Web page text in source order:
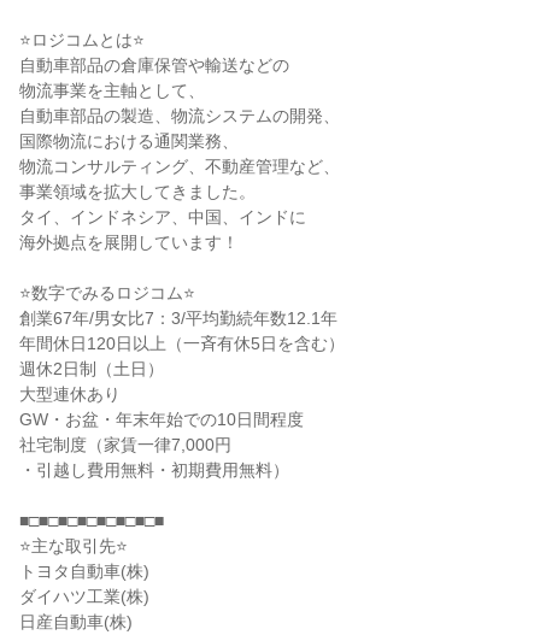
⭐ロジコムとは⭐
自動車部品の倉庫保管や輸送などの
物流事業を主軸として、
自動車部品の製造、物流システムの開発、
国際物流における通関業務、
物流コンサルティング、不動産管理など、
事業領域を拡大してきました。
タイ、インドネシア、中国、インドに
海外拠点を展開しています！
⭐数字でみるロジコム⭐
創業67年/男女比7：3/平均勤続年数12.1年
年間休日120日以上（一斉有休5日を含む）
週休2日制（土日）
大型連休あり
GW・お盆・年末年始での10日間程度
社宅制度（家賃一律7,000円
・引越し費用無料・初期費用無料）
■□■□■□■□■□■□■□■
⭐主な取引先⭐
トヨタ自動車(株)
ダイハツ工業(株)
日産自動車(株)